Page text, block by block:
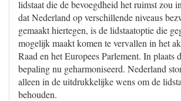
lidstaat die de bevoegdheid het ruimst zou
dat Nederland op verschillende niveaus
gemaakt hiertegen, is de lidstaatoptie die
mogelijk maakt komen te vervallen in het
Raad en het Europees Parlement. In plaats
bepaling nu geharmoniseerd. Nederland
alleen in de uitdrukkelijke wens om de
behouden.